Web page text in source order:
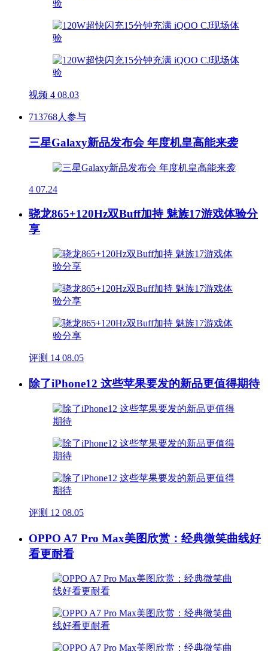
视频 4 08.03
713768人参与
三星Galaxy新品发布会 年度机皇高能来袭
4 07.24
骁龙865+120Hz双Buff加持 魅族17游戏体验分
享
评测 14 08.05
除了iPhone12 这些苹果要发的新品更值得期待
评测 12 08.05
OPPO A7 Pro Max美图欣赏：经典微笑曲线好
看更耐看